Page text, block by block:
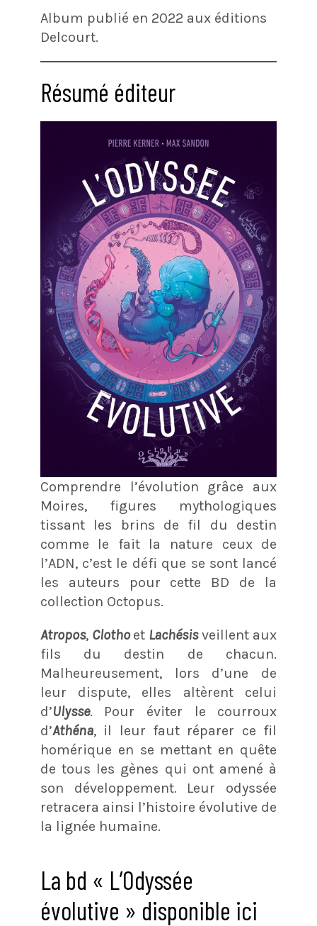
Album publié en 2022 aux éditions
Delcourt.
Résumé éditeur
Comprendre l’évolution grâce aux
Moires, figures mythologiques
tissant les brins de fil du destin
comme le fait la nature ceux de
l’ADN, c’est le défi que se sont lancé
les auteurs pour cette BD de la
collection Octopus.
Atropos, Clothoet Lachésisveillent aux
fils du destin de chacun.
Malheureusement, lors d’une de
leur dispute, elles altèrent celui
d’Ulysse. Pour éviter le courroux
d’Athéna, il leur faut réparer ce fil
homérique en se mettant en quête
de tous les gènes qui ont amené à
son développement. Leur odyssée
retracera ainsi l’histoire évolutive de
la lignée humaine.
La bd « L’Odyssée
évolutive » disponible ici